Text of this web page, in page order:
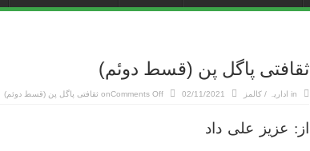
ثقافتی پاگل پن (قسط دوئم)
in اداریہ / کالمز 02/11/2021
Comments Offon ثقافتی پاگل پن (قسط دوئم)
از: عزیز علی داد